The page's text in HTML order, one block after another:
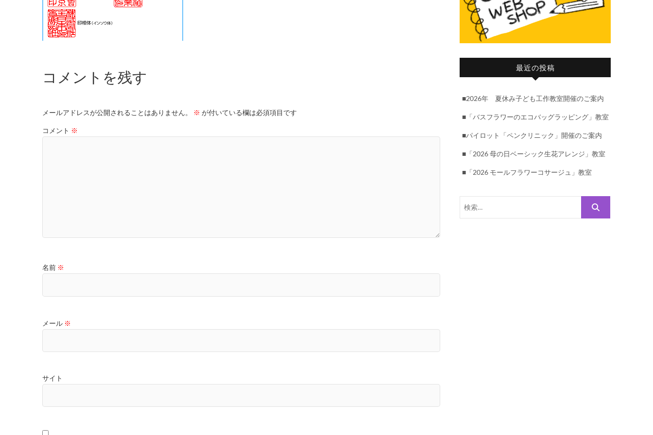
コメントを残す
メールアドレスが公開されることはありません。 ※ が付いている欄は必須項目です
コメント ※
名前 ※
メール ※
サイト
最近の投稿
■2026年 夏休み子ども工作教室開催のご案内
■「バスフラワーのエコバッグラッピング」教室
■パイロット「ペンクリニック」開催のご案内
■「2026 母の日ベーシック生花アレンジ」教室
■「2026 モールフラワーコサージュ」教室